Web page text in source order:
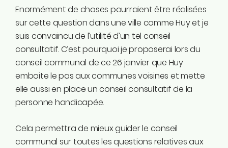
Enormément de choses pourraient être réalisées
sur cette question dans une ville comme Huy et je
suis convaincu de l’utilité d’un tel conseil
consultatif. C’est pourquoi je proposerai lors du
conseil communal de ce 26 janvier que Huy
emboite le pas aux communes voisines et mette
elle aussi en place un conseil consultatif de la
personne handicapée.
Cela permettra de mieux guider le conseil
communal sur toutes les questions relatives aux